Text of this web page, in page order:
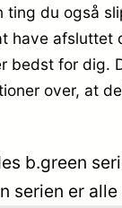
ting du også
have
bedst for dig.
over, at
b.green
serien er